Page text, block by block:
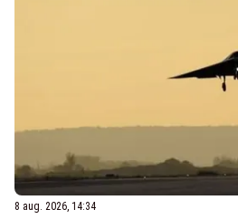
8 aug. 2026, 14:34